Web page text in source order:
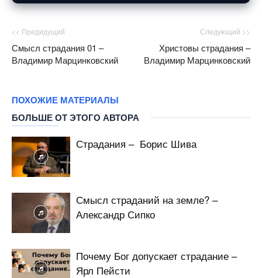
<< Предидущий
Смысл страдания 01 –
Владимир Марцинковский
Следующий >>
Христовы страдания –
Владимир Марцинковский
ПОХОЖИЕ МАТЕРИАЛЫ
БОЛЬШЕ ОТ ЭТОГО АВТОРА
Страдания – Борис Шива
Смысл страданий на земле? –
Александр Сипко
Почему Бог допускает страдание –
Ярл Пейсти